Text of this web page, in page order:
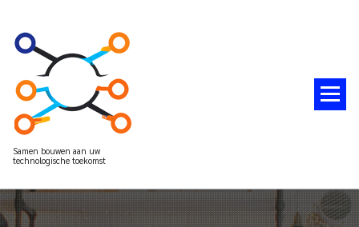
Samen bouwen aan uw
technologische toekomst